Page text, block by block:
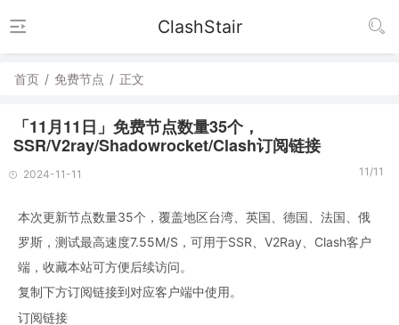
ClashStair
首页 / 免费节点 / 正文
「11月11日」免费节点数量35个，
SSR/V2ray/Shadowrocket/Clash订阅链接
2024-11-11 11/11
本次更新节点数量35个，覆盖地区台湾、英国、德国、法国、俄
罗斯，测试最高速度7.55M/S，可用于SSR、V2Ray、Clash客户
端，收藏本站可方便后续访问。
复制下方订阅链接到对应客户端中使用。
订阅链接